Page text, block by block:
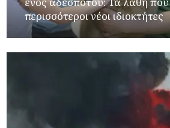
περισσότεροι νέοι ιδιοκτήτες